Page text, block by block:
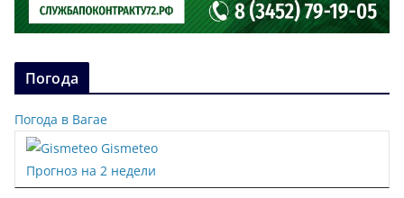
Погода
Погода в Вагае
Gismeteo
Прогноз на 2 недели